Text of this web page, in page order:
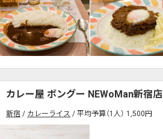
カレー屋 ボングー NEWoMan新宿店
新宿 カレーライス 平均予算（1人） 1,500円